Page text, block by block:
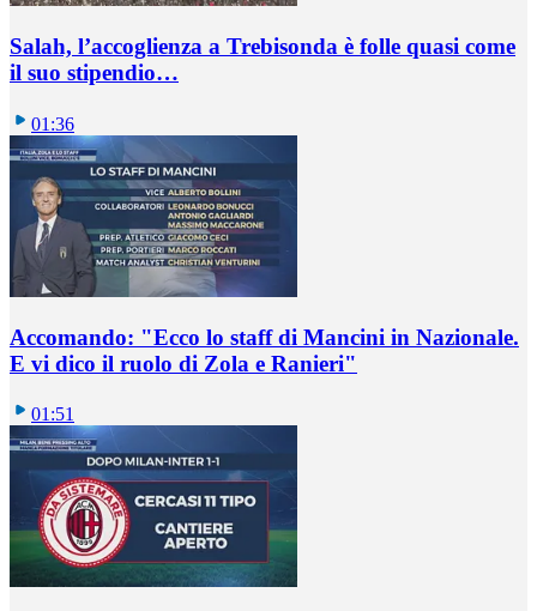
Salah, l’accoglienza a Trebisonda è folle quasi come
il suo stipendio…
01:36
Accomando: "Ecco lo staff di Mancini in Nazionale.
E vi dico il ruolo di Zola e Ranieri"
01:51